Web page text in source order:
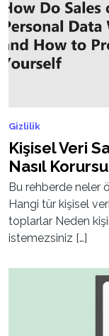
Gizlilik
Kişisel Veri
Nasıl
Bu rehberde neler
Hangi tür kişisel
toplarlar Neden
istemezsiniz […]